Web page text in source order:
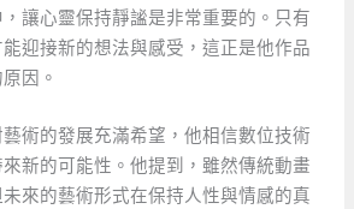
讓心靈保持靜謐是非常重要的。只有
迎接新的想法與感受，這正是他作品
因。
術的發展充滿希望，他相信數位技術
新的可能性。他提到，雖然傳統動畫
來的藝術形式在保持人性與情感的真